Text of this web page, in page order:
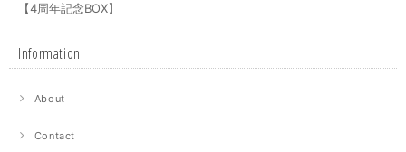
【4周年記念BOX】
Information
About
Contact